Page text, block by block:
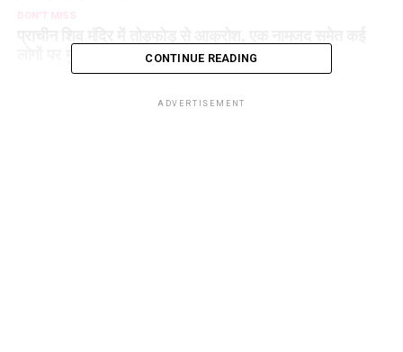
DON'T MISS
लोगों पर मुकदमा
CONTINUE READING
ADVERTISEMENT